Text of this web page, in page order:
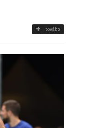
tovább